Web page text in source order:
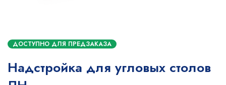
ДОСТУПНО ДЛЯ ПРЕДЗАКАЗА
Надстройка для угловых столов